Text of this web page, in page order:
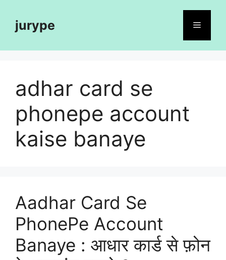
contentjurype Menu
adhar card se
phonepe account
kaise banaye
Aadhar Card Se
PhonePe Account
Banaye : आधार कार्ड से फ़ोन